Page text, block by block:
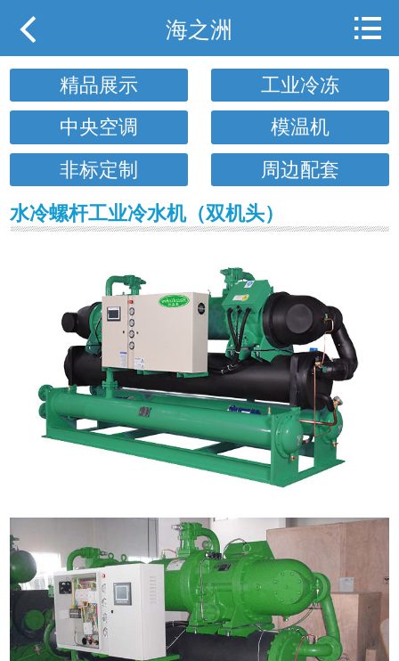
关于海之洲
产品展示
行业案例
用户现场
携手海之洲
联系我们
友情链接
合作伙伴
 海之洲 
精品展示
工业冷冻
中央空调
模温机
非标定制
周边配套
水冷螺杆工业冷水机（双机头）